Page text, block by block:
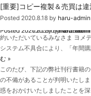
投稿者:haru-
コンテンツサービスページ
Posted 2021.4.1 by haru-admin
脳神経外科速報 整形外科サージ
約いただいているみなさま ヨメ
システム不具合により、「年間
む »
弊社書籍「心臓カテーテル
Posted 2021.2.9 by haru-admin
このたび、下記の弊社刊行書籍
の不備があることが判明いたし
惑をおかけいたしましたことを
臨床看護のeラーニング『
PLUSコース』2021年2月1日
Posted 2021.2.1 by haru-admin
第110回看護師国家試験 解
Posted 2021.1.28 by haru-admin
『整形外科看護』2021年1月
Posted 2021.1.20 by haru-admin
看護教育力UPセミナーのお
Posted 2020.11.30 by haru-admin
2020年10月 弊社設立の一
日！
Posted 2020.10.29 by haru-
人材紹介サービス「こころ
Posted 2020.9.28 by haru-admin
日本経済新聞デジタル版の
ました
Posted 2020.9.23 by haru-
[重要]コピー複製＆売買は違
Posted 2020.8.18 by haru-admin